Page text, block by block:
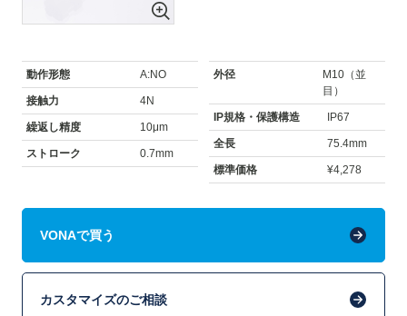
動作形態 A:NO
接触力 4N
繰返し精度 10μm
ストローク 0.7mm
外径
M10（並
目）
IP規格・保護構造 IP67
全長 75.4mm
標準価格 ¥4,278
VONAで買う
カスタマイズのご相談